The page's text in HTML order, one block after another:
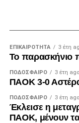
ΕΠΙΚΑΙΡΌΤΗΤΑ 3 έτη
Το παρασκήνιο
ΠΟΔΌΣΦΑΙΡΟ 3 έτη ago
ΠΑΟΚ 3-0
ΠΟΔΌΣΦΑΙΡΟ 3 έτη ago
Έκλεισε η
ΠΑΟΚ, μένουν τα